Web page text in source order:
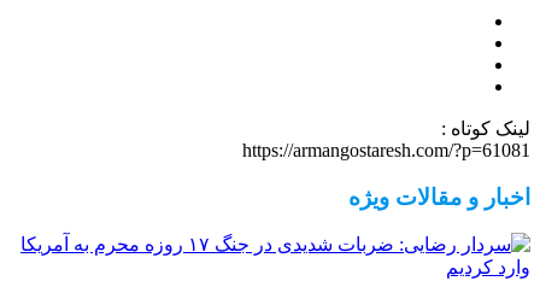
لینک کوتاه :
https://armangostaresh.com/?p=61081
اخبار و مقالات ویژه